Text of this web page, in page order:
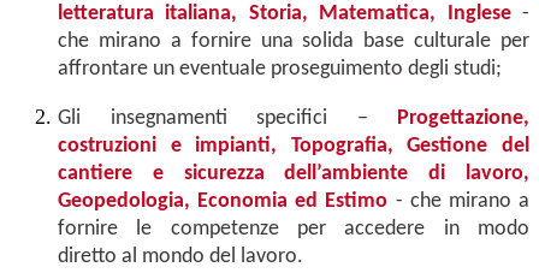
letteratura italiana, Storia, Matematica, Inglese -
che mirano a fornire una solida base culturale per
affrontare un eventuale proseguimento degli studi;
Gli insegnamenti specifici – Progettazione,
costruzioni e impianti, Topografia, Gestione del
cantiere e sicurezza dell’ambiente di lavoro,
Geopedologia, Economia ed Estimo - che mirano a
fornire le competenze per accedere in modo
diretto al mondo del lavoro.